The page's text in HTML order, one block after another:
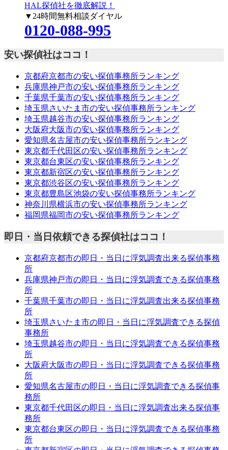
HAL探偵社を徹底解説！
▼24時間無料相談ダイヤル
0120-088-995
安い探偵社はココ！
京都府京都市の安い探偵事務所ランキング
兵庫県神戸市の安い探偵事務所ランキング
千葉県千葉市の安い探偵事務所ランキング
埼玉県さいたま市の安い探偵事務所ランキング
埼玉県越谷市の安い探偵事務所ランキング
大阪府大阪市の安い探偵事務所ランキング
愛知県名古屋市の安い探偵事務所ランキング
東京都千代田区の安い探偵事務所ランキング
東京都台東区の安い探偵事務所ランキング
東京都新宿区の安い探偵事務所ランキング
東京都渋谷区の安い探偵事務所ランキング
東京都豊島区池袋の安い探偵事務所ランキング
神奈川県横浜市の安い探偵事務所ランキング
福岡県福岡市の安い探偵事務所ランキング
即日・当日依頼できる探偵社はココ！
京都府京都市の即日・当日に浮気調査出来る探偵事務
所
兵庫県神戸市の即日・当日に浮気調査できる探偵事務
所
千葉県千葉市の即日・当日に浮気調査出来る探偵事務
所
埼玉県さいたま市の即日・当日に浮気調査できる探偵
事務所
埼玉県越谷市の即日・当日に浮気調査できる探偵事務
所
大阪府大阪市の即日・当日に浮気調査できる探偵事務
所
愛知県名古屋市の即日・当日に浮気調査できる探偵事
務所
東京都千代田区の即日・当日に浮気調査出来る探偵事
務所
東京都台東区の即日・当日に浮気調査できる探偵事務
所